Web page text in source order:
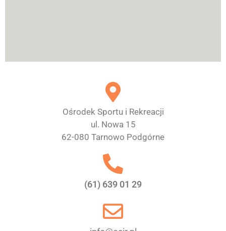
Ośrodek Sportu i Rekreacji
ul. Nowa 15
62-080 Tarnowo Podgórne
(61) 639 01 29